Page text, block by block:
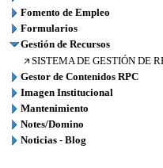
Fomento de Empleo
Formularios
Gestión de Recursos
SISTEMA DE GESTIÓN DE
Gestor de Contenidos RPC
Imagen Institucional
Mantenimiento
Notes/Domino
Noticias - Blog